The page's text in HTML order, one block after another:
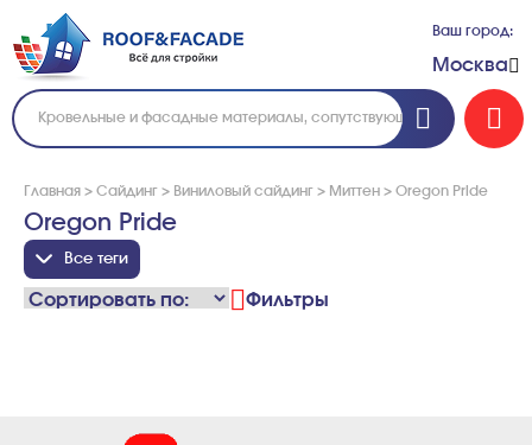
Ваш город:
Москва
Главная > Сайдинг > Виниловый сайдинг > Миттен > Oregon Pride
Oregon Pride
Все теги
Фильтры